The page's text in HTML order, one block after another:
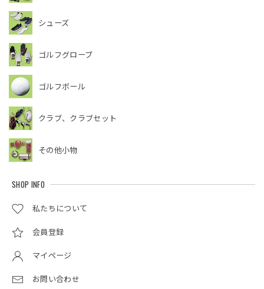
シューズ
ゴルフグローブ
ゴルフボール
クラブ、クラブセット
その他小物
SHOP INFO
私たちについて
会員登録
マイページ
お問い合わせ